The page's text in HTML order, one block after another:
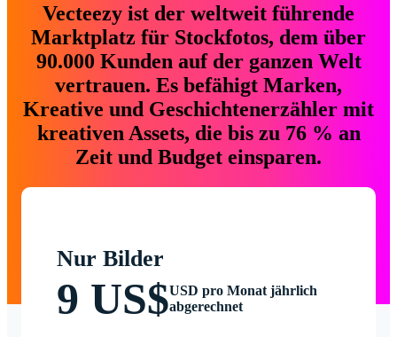
Vecteezy ist der weltweit führende
Marktplatz für Stockfotos, dem über
90.000 Kunden auf der ganzen Welt
vertrauen. Es befähigt Marken,
Kreative und Geschichtenerzähler mit
kreativen Assets, die bis zu 76 % an
Zeit und Budget einsparen.
Nur Bilder
9 US$USD pro Monat jährlich
abgerechnet